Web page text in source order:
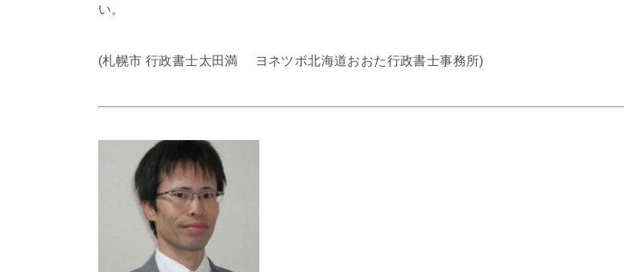
い。
(札幌市 行政書士太田満 ヨネツボ北海道おおた行政書士事務所)